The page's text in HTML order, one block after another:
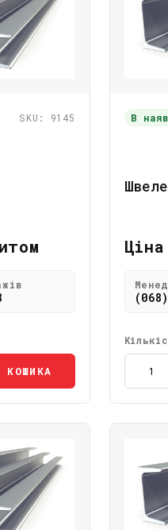
SKU: 9145
КОШИКА
В